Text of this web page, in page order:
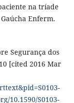
na tríade
Enferm.
Segurança dos
[cited 2016 Mar
10.1590/S0103-